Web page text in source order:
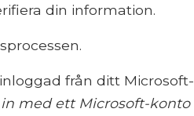
din information.
från ditt Microsoft-
in med ett Microsoft-konto